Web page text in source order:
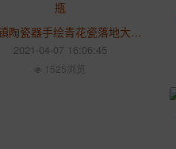
景德镇陶瓷器手绘青花瓷落地大花瓶 中式酒店客厅装饰大号摆件
2021-04-07 16:06:45
1525浏览